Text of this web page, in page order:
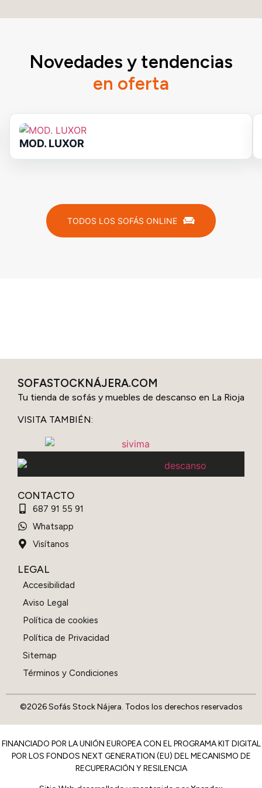
Novedades y tendencias
en oferta
MOD. LUXOR
TODOS LOS SOFÁS ONLINE
SOFASTOCKNÁJERA.COM
Tu tienda de sofás y muebles de descanso en La Rioja
VISITA TAMBIÉN:
CONTACTO
687 91 55 91
Whatsapp
Visítanos
LEGAL
Accesibilidad
Aviso Legal
Política de cookies
Política de Privacidad
Sitemap
Términos y Condiciones
©2026 Sofás Stock Nájera. Todos los derechos reservados
FINANCIADO POR LA UNIÓN EUROPEA CON EL PROGRAMA KIT DIGITAL
POR LOS FONDOS NEXT GENERATION (EU) DEL MECANISMO DE
RECUPERACIÓN Y RESILENCIA